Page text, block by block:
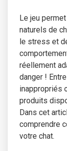
Le jeu
naturels de
le stress et
réellement
danger !
inappropriés
produits
Dans cet
comprendre
votre chat.